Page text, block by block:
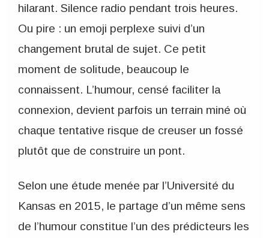
hilarant. Silence radio pendant trois heures.
Ou pire : un emoji perplexe suivi d’un
changement brutal de sujet. Ce petit
moment de solitude, beaucoup le
connaissent. L’humour, censé faciliter la
connexion, devient parfois un terrain miné où
chaque tentative risque de creuser un fossé
plutôt que de construire un pont.
Selon une étude menée par l’Université du
Kansas en 2015, le partage d’un même sens
de l’humour constitue l’un des prédicteurs les